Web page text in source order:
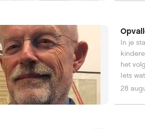
In je
het
Iets
28